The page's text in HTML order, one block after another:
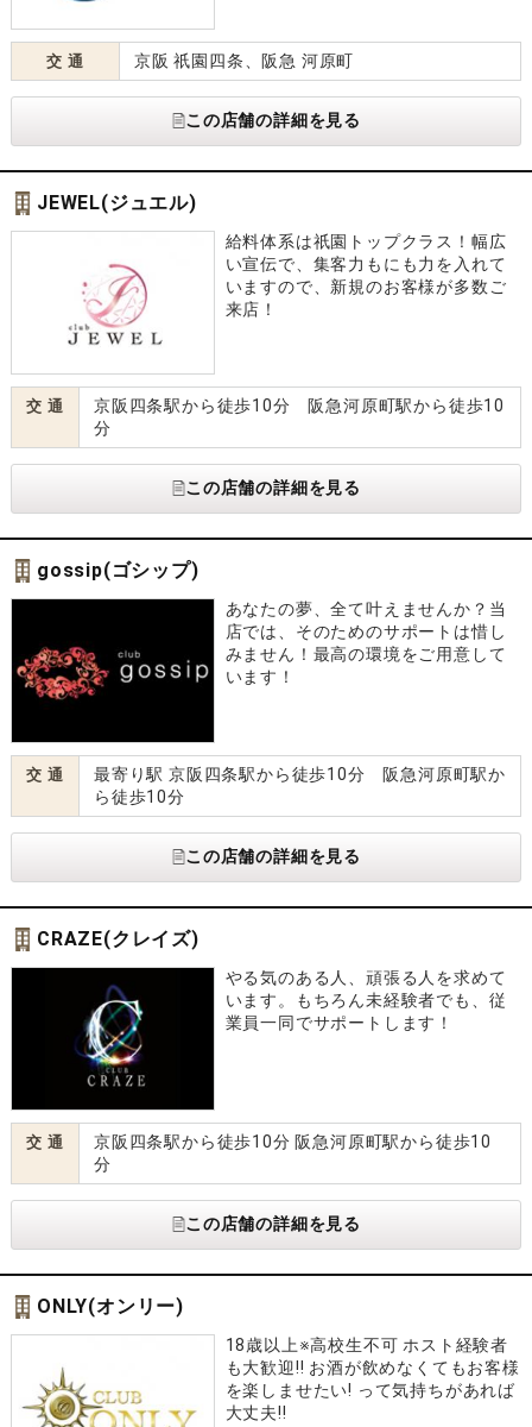
交 通 京阪 祇園四条、阪急 河原町
この店舗の詳細を見る
JEWEL(ジュエル)
給料体系は祇園トップクラス！幅広
い宣伝で、集客力もにも力を入れて
いますので、新規のお客様が多数ご
来店！
交 通
京阪四条駅から徒歩10分 阪急河原町駅から徒歩10
分
この店舗の詳細を見る
gossip(ゴシップ)
あなたの夢、全て叶えませんか？当
店では、そのためのサポートは惜し
みません！最高の環境をご用意して
います！
交 通
最寄り駅 京阪四条駅から徒歩10分 阪急河原町駅か
ら徒歩10分
この店舗の詳細を見る
CRAZE(クレイズ)
やる気のある人、頑張る人を求めて
います。もちろん未経験者でも、従
業員一同でサポートします！
交 通
京阪四条駅から徒歩10分 阪急河原町駅から徒歩10
分
この店舗の詳細を見る
ONLY(オンリー)
18歳以上※高校生不可 ホスト経験者
も大歓迎!! お酒が飲めなくてもお客様
を楽しませたい! って気持ちがあれば
大丈夫!!